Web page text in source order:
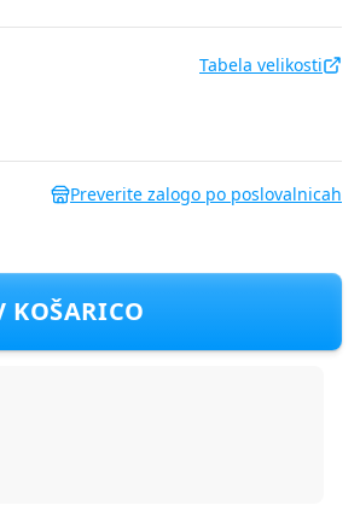
Tabela velikosti
Preverite zalogo po poslovalnicah
KOŠARICO